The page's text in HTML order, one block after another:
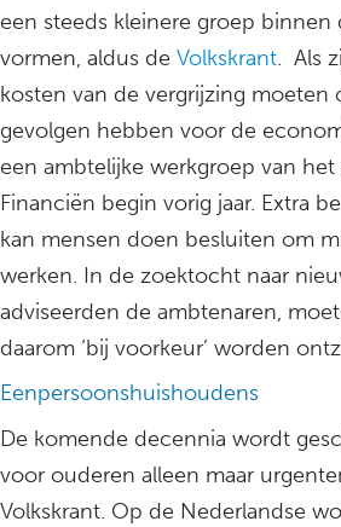
een steeds kleinere groep binnen
vormen, aldus de Volkskrant. Als
kosten van de vergrijzing moeten
gevolgen hebben voor de
een ambtelijke werkgroep van het
Financiën begin vorig jaar. Extra
kan mensen doen besluiten om
werken. In de zoektocht naar
adviseerden de ambtenaren,
daarom ‘bij voorkeur’ worden
Eenpersoonshuishoudens
De komende decennia wordt
voor ouderen alleen maar
Volkskrant. Op de Nederlandse